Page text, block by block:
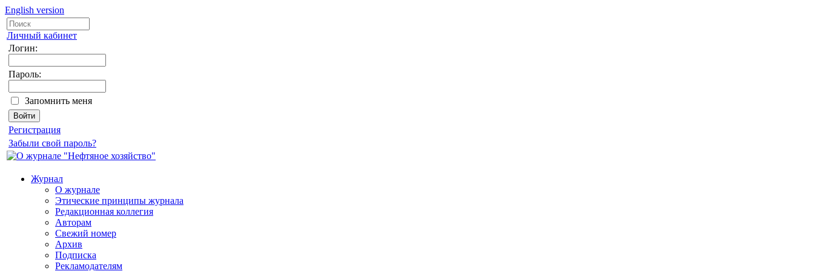
English version
Личный кабинет
Логин:
Пароль:
Запомнить меня
Регистрация
Забыли свой пароль?
Журнал
О журнале
Этические принципы журнала
Редакционная коллегия
Авторам
Свежий номер
Архив
Подписка
Рекламодателям